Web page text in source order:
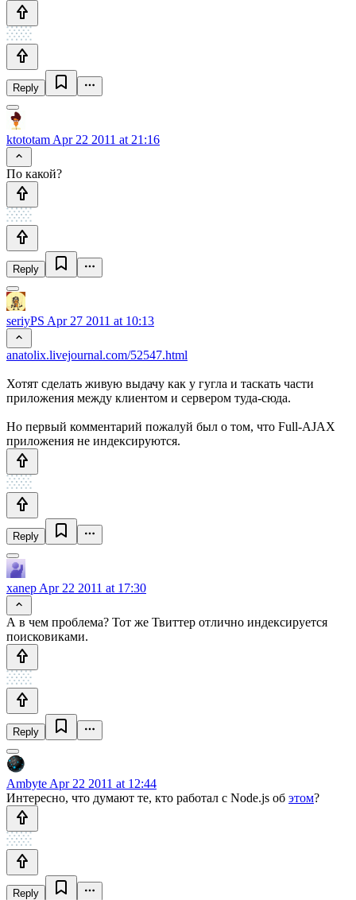
Reply
ktototam Apr 22 2011 at 21:16
По какой?
Reply
seriyPS Apr 27 2011 at 10:13
anatolix.livejournal.com/52547.html
Хотят сделать живую выдачу как у гугла и таскать части
приложения между клиентом и сервером туда-сюда.
Но первый комментарий пожалуй был о том, что Full-AJAX
приложения не индексируются.
Reply
xanep Apr 22 2011 at 17:30
А в чем проблема? Тот же Твиттер отлично индексируется
поисковиками.
Reply
Ambyte Apr 22 2011 at 12:44
Интересно, что думают те, кто работал с Node.js об этом?
Reply